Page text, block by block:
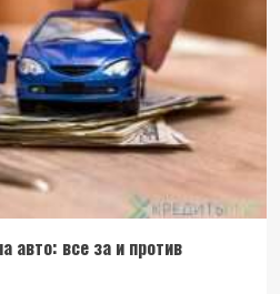
авто: все за и против